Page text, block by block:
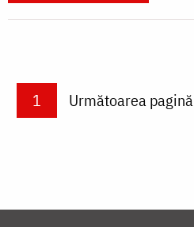
PaginareCurrent page
1 Next page
Următoarea pagină